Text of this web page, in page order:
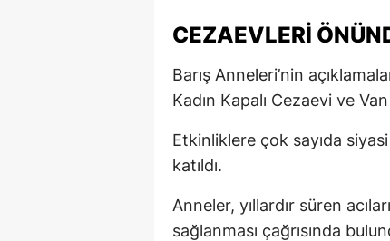
CEZAEVLERİ
Barış Anneleri’nin
Kadın Kapalı Cezaevi ve
Etkinliklere çok sayıda
katıldı.
Anneler, yıllardır süren
sağlanması çağrısında